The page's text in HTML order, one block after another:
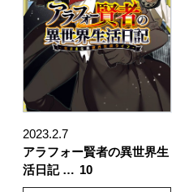
2023.2.7
アラフォー賢者の異世界生
活日記 … 10